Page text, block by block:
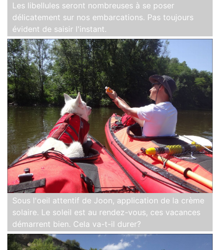
Les libellules seront nombreuses à se poser
délicatement sur nos embarcations. Pas toujours
évident de saisir l'instant.
Sous l'oeil attentif de Joon, application de la crème
solaire. Le soleil est au rendez-vous, ces vacances
démarrent bien. Cela va-t-il durer?